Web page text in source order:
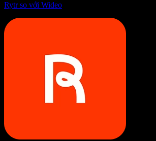
Rytr so với Wideo